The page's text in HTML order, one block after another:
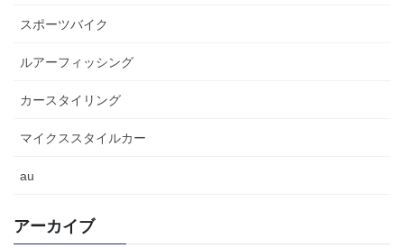
スポーツバイク
ルアーフィッシング
カースタイリング
マイクススタイルカー
au
アーカイブ